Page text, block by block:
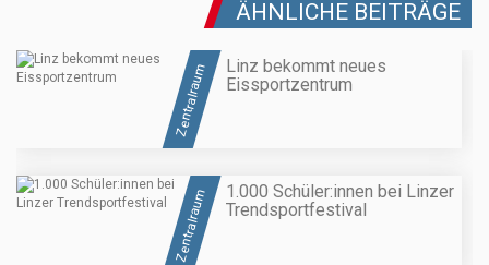
ÄHNLICHE BEITRÄGE
Zentralraum
Linz bekommt neues
Eissportzentrum
Zentralraum
1.000 Schüler:innen bei Linzer
Trendsportfestival